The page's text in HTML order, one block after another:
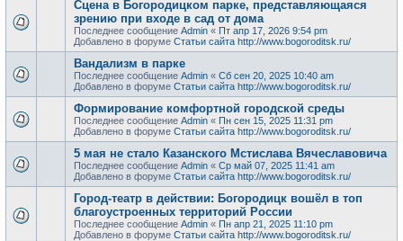
Сцена в Богородицком парке, представляющаяся
зрению при входе в сад от дома
Последнее сообщение Admin « Пт апр 17, 2026 9:54 pm
Добавлено в форуме Статьи сайта http://www.bogoroditsk.ru/
Вандализм в парке
Последнее сообщение Admin « Сб сен 20, 2025 10:40 am
Добавлено в форуме Статьи сайта http://www.bogoroditsk.ru/
Формирование комфортной городской среды
Последнее сообщение Admin « Пн сен 15, 2025 11:31 pm
Добавлено в форуме Статьи сайта http://www.bogoroditsk.ru/
5 мая не стало Казанского Мстислава Вячеславовича
Последнее сообщение Admin « Ср май 07, 2025 11:41 am
Добавлено в форуме Статьи сайта http://www.bogoroditsk.ru/
Город-театр в действии: Богородицк вошёл в топ
благоустроенных территорий России
Последнее сообщение Admin « Пн апр 21, 2025 11:10 pm
Добавлено в форуме Статьи сайта http://www.bogoroditsk.ru/